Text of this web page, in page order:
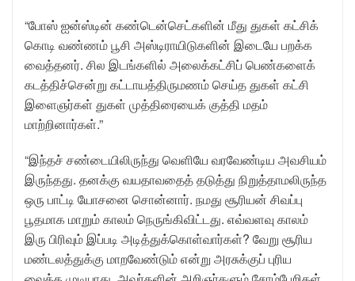
“போஸ் ஐன்ஸ்டின் கண்டென்செட்களின் மீது துகள் கட்சிக்
கொடி வண்ணம் பூசி அஸ்டிராயிடுகளின் இடையே பறக்க
வைத்தனர். சில இடங்களில் அலைக்கட்சிப் பெண்களைக்
கடத்திச்சென்று கட்டாயத்திருமணம் செய்த துகள் கட்சி
இளைஞர்கள் துகள் முத்திரையைக் குத்தி மதம்
மாற்றினார்கள்.”
“இந்தச் சண்டையிலிருந்து வெளியே வரவேண்டிய அவசியம்
இருந்தது. தனக்கு வயதாவதைத் தடுத்து நிறுத்தாமலிருந்த
ஒரு பாட்டி யோசனை சொன்னார். நமது சூரியன் சிவப்பு
பூதமாக மாறும் காலம் நெருங்கிவிட்டது. எவ்வளவு காலம்
இரு பிரிவும் இப்படி அடித்துக்கொள்வார்கள்? வேறு சூரிய
மண்டலத்துக்கு மாறவேண்டும் என்று அரசுக்குப் புரிய